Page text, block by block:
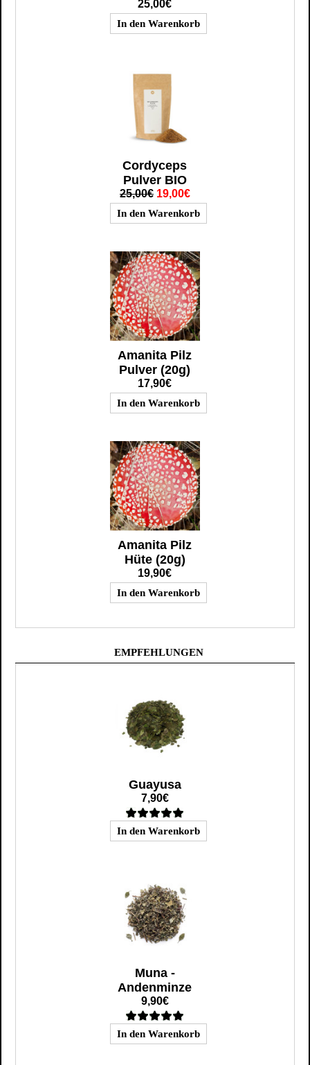
25,00€
Cordyceps
Pulver BIO
25,00€ 19,00€
Amanita Pilz
Pulver (20g)
17,90€
Amanita Pilz
Hüte (20g)
19,90€
EMPFEHLUNGEN
Guayusa
7,90€
Muna -
Andenminze
9,90€